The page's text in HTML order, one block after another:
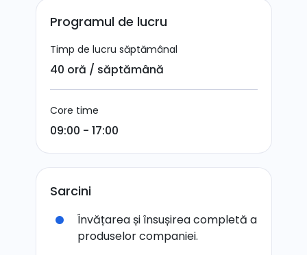
Programul de lucru
Timp de lucru săptămânal
40 oră / săptămână
Core time
09:00 - 17:00
Sarcini
Învățarea și însușirea completă a
produselor companiei.